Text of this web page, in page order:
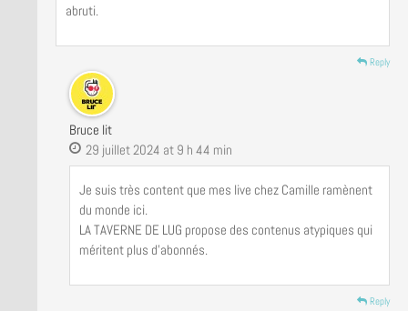
abruti.
Reply
Bruce lit
29 juillet 2024 at 9 h 44 min
Je suis très content que mes live chez Camille ramènent
du monde ici.
LA TAVERNE DE LUG propose des contenus atypiques qui
méritent plus d’abonnés.
Reply